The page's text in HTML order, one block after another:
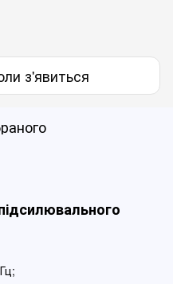
з'явиться